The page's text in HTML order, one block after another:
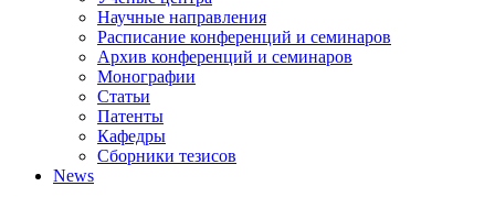
Научные направления
Расписание конференций и семинаров
Архив конференций и семинаров
Монографии
Статьи
Патенты
Кафедры
Сборники тезисов
News